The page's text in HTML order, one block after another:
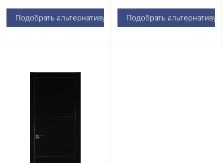
Подобрать альтернативу Подобрать альтернативу